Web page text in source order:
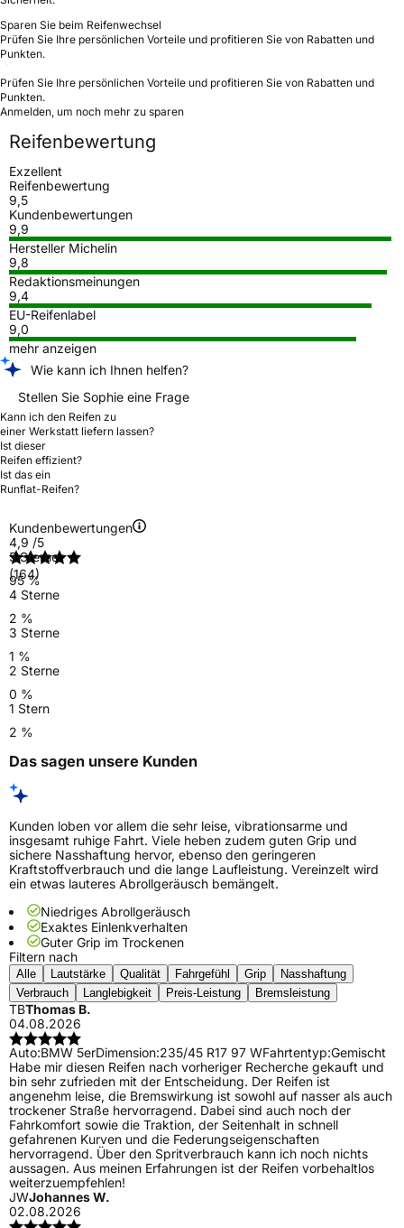
Sparen Sie beim Reifenwechsel
Prüfen Sie Ihre persönlichen Vorteile und profitieren Sie von Rabatten und
Punkten.
Prüfen Sie Ihre persönlichen Vorteile und profitieren Sie von Rabatten und
Punkten.
Anmelden, um noch mehr zu sparen
Reifenbewertung
Exzellent
Reifenbewertung
9,5
Kundenbewertungen
9,9
Hersteller Michelin
9,8
Redaktionsmeinungen
9,4
EU-Reifenlabel
9,0
mehr anzeigen
Wie kann ich Ihnen helfen?
Stellen Sie Sophie eine Frage
Kann ich den Reifen zu
einer Werkstatt liefern lassen?
Ist dieser
Reifen effizient?
Ist das ein
Runflat-Reifen?
Kundenbewertungen
4,9 /5
(164)
5 Sterne
95 %
4 Sterne
2 %
3 Sterne
1 %
2 Sterne
0 %
1 Stern
2 %
Das sagen unsere Kunden
Kunden loben vor allem die sehr leise, vibrationsarme und
insgesamt ruhige Fahrt. Viele heben zudem guten Grip und
sichere Nasshaftung hervor, ebenso den geringeren
Kraftstoffverbrauch und die lange Laufleistung. Vereinzelt wird
ein etwas lauteres Abrollgeräusch bemängelt.
Niedriges Abrollgeräusch
Exaktes Einlenkverhalten
Guter Grip im Trockenen
Filtern nach
Alle Lautstärke Qualität Fahrgefühl Grip
Nasshaftung
Verbrauch
Langlebigkeit Preis-Leistung Bremsleistung
TBThomas B.
04.08.2026
Auto:BMW 5erDimension:235/45 R17 97 WFahrtentyp:Gemischt
Habe mir diesen Reifen nach vorheriger Recherche gekauft und
bin sehr zufrieden mit der Entscheidung. Der Reifen ist
angenehm leise, die Bremswirkung ist sowohl auf nasser als auch
trockener Straße hervorragend. Dabei sind auch noch der
Fahrkomfort sowie die Traktion, der Seitenhalt in schnell
gefahrenen Kurven und die Federungseigenschaften
hervorragend. Über den Spritverbrauch kann ich noch nichts
aussagen. Aus meinen Erfahrungen ist der Reifen vorbehaltlos
weiterzuempfehlen!
JWJohannes W.
02.08.2026